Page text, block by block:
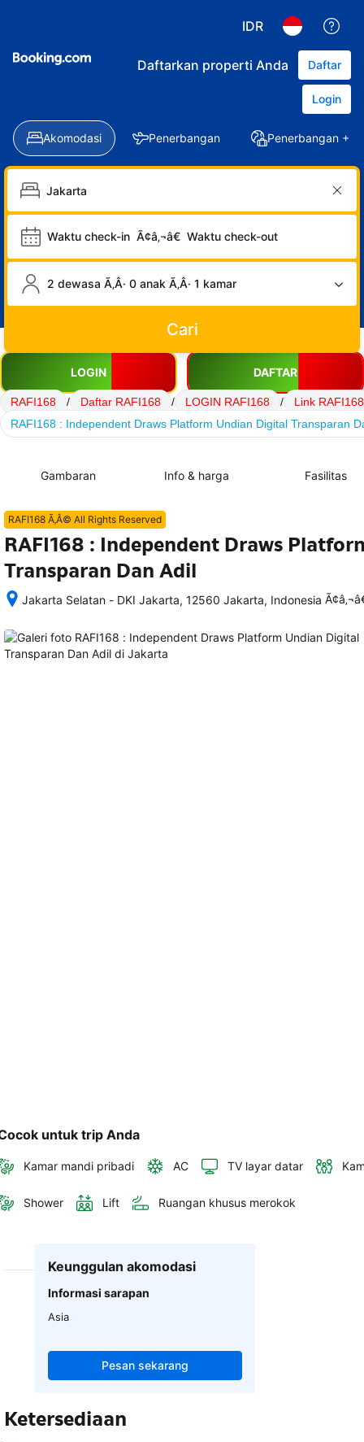
IDR
Daftarkan properti Anda Daftar
Login
Akomodasi Penerbangan Penerbangan +
Waktu check-in Ã¢â‚¬â€ Waktu check-out
2 dewasa Ã‚Â· 0 anak Ã‚Â· 1 kamar
Cari
LOGIN DAFTAR
RAFI168 / Daftar RAFI168 / LOGIN RAFI168 /
Link RAFI168
RAFI168 : Independent Draws Platform Undian Digital Transparan
Gambaran Info & harga Fasilitas
RAFI168 Ã‚Â© All Rights Reserved
RAFI168 : Independent Draws
Transparan Dan Adil
Jakarta Selatan - DKI Jakarta, 12560 Jakarta, Indonesia
memesan,
rincian
untuk trip Anda
Kamar mandi pribadi AC TV layar datar
Shower Lift Ruangan khusus merokok
Keunggulan akomodasi
Informasi sarapan
Asia
Pesan sekarang
Ketersediaan